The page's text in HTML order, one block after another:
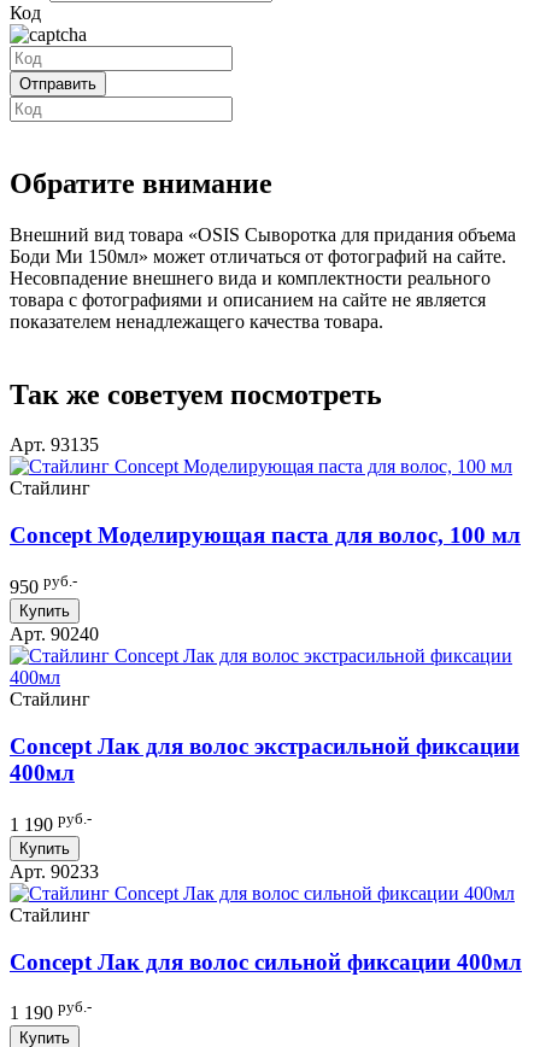
Код
Обратите внимание
Внешний вид товара «OSIS Сыворотка для придания объема
Боди Ми 150мл» может отличаться от фотографий на сайте.
Несовпадение внешнего вида и комплектности реального
товара с фотографиями и описанием на сайте не является
показателем ненадлежащего качества товара.
Так же советуем посмотреть
Арт. 93135
Стайлинг
Concept Моделирующая паста для волос, 100 мл
950 руб.-
Купить
Арт. 90240
Стайлинг
Concept Лак для волос экстрасильной фиксации
400мл
1 190 руб.-
Купить
Арт. 90233
Стайлинг
Concept Лак для волос сильной фиксации 400мл
1 190 руб.-
Купить